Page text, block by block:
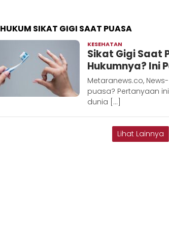
HUKUM SIKAT GIGI SAAT PUASA
KESEHATAN
D
Sikat Gigi Saat
Hukumnya? Ini
Metaranews.co,
puasa? Pertanyaan
dunia […]
Lihat Lainnya